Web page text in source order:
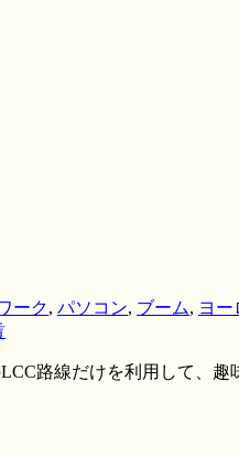
ーク, パソコン, ブーム, ヨー
路線だけを利用して、趣